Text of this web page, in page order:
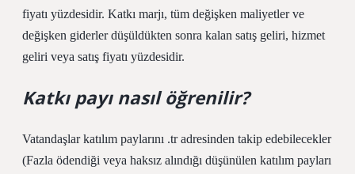
fiyatı yüzdesidir. Katkı marjı, tüm değişken maliyetler ve
değişken giderler düşüldükten sonra kalan satış geliri, hizmet
geliri veya satış fiyatı yüzdesidir.
Katkı payı nasıl öğrenilir?
Vatandaşlar katılım paylarını .tr adresinden takip edebilecekler
(Fazla ödendiği veya haksız alındığı düşünülen katılım payları